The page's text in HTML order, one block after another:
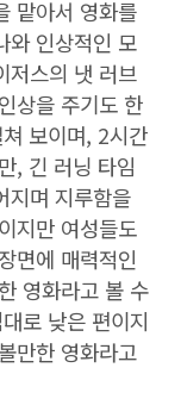
맡아서 영화를
와 인상적인 모
저스의 냇 러브
상을 주기도 한
보이며, 2시간
, 긴 러닝 타임
지며 지루함을
지만 여성들도
면에 매력적인
영화라고 볼 수
로 낮은 편이지
만한 영화라고